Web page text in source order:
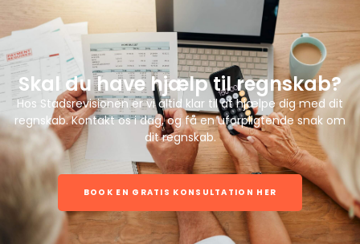
Skal du have hjælp til regnskab?
Hos Stadsrevisionen er vi altid klar til at hjælpe dig med dit
regnskab. Kontakt os i dag, og få en uforpligtende snak om
dit regnskab.
BOOK EN GRATIS KONSULTATION HER